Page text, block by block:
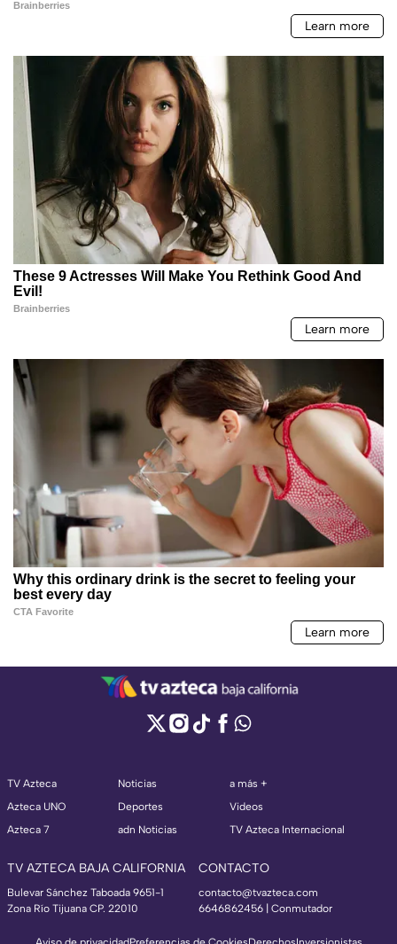
TV Azteca
Azteca UNO
Azteca 7
Noticias
Deportes
adn Noticias
a más +
Videos
TV Azteca Internacional
TV AZTECA BAJA CALIFORNIA
Bulevar Sánchez Taboada 9651-1
Zona Río Tijuana CP. 22010
CONTACTO
contacto@tvazteca.com
6646862456 | Conmutador